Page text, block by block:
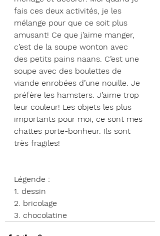
fais ces deux activités, je les
mélange pour que ce soit plus
amusant! Ce que j’aime manger,
c’est de la soupe wonton avec
des petits pains naans. C’est une
soupe avec des boulettes de
viande enrobées d’une nouille. Je
préfère les hamsters. J’aime trop
leur couleur! Les objets les plus
importants pour moi, ce sont mes
chattes porte-bonheur. Ils sont
très fragiles!
Légende :
1. dessin
2. bricolage
3. chocolatine